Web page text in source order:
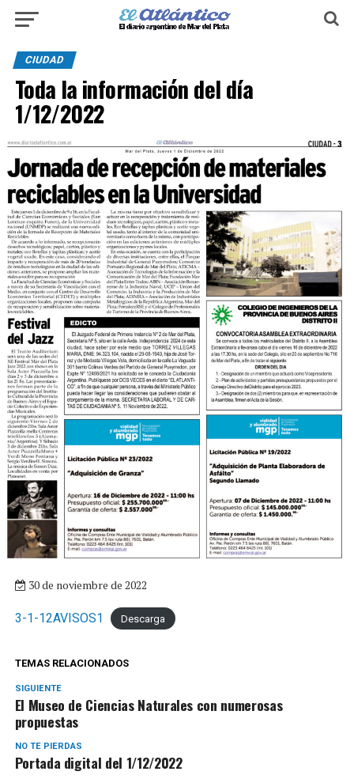
CIUDAD
Toda la información del día
1/12/2022
30 de noviembre de 2022
3-1-12AVISOS1 Descarga
TEMAS RELACIONADOS
SIGUIENTE
El Museo de Ciencias Naturales con numerosas
propuestas
NO TE PIERDAS
Portada digital del 1/12/2022